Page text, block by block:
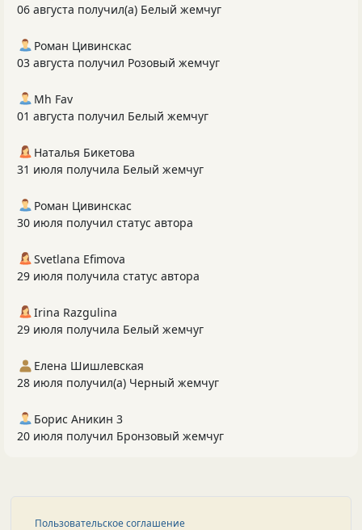
06 августа получил(а) Белый жемчуг
Роман Цивинскас
03 августа получил Розовый жемчуг
Mh Fav
01 августа получил Белый жемчуг
Наталья Бикетова
31 июля получила Белый жемчуг
Роман Цивинскас
30 июля получил статус автора
Svetlana Efimova
29 июля получила статус автора
Irina Razgulina
29 июля получила Белый жемчуг
Елена Шишлевская
28 июля получил(а) Черный жемчуг
Борис Аникин 3
20 июля получил Бронзовый жемчуг
Пользовательское соглашение